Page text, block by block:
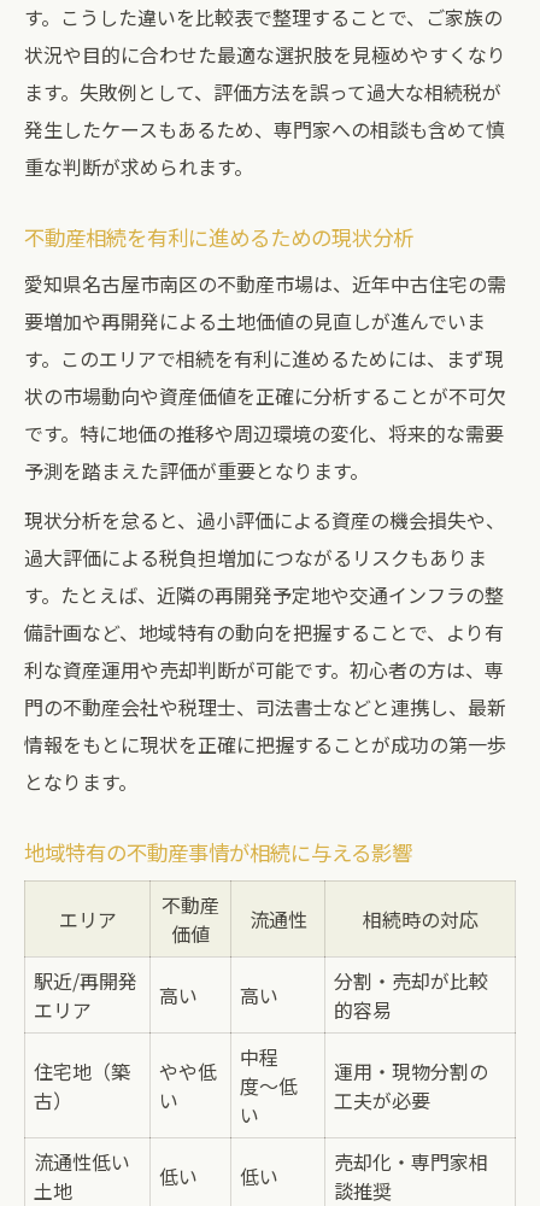
不動産相続時の家族サポート体制を整える
遺産分割時に注意したい不動産評価のコツ
遺産分割で役立つ不動産評価の比較表
不動産評価額を適正に算出するポイント
相続時に失敗しない不動産評価の手順
遺産分割で揉めないための評価方法とは
専門家がすすめる不動産評価のコツ
不動産売却を検討する際の資産価値判断法
不動産売却時の資産価値判断ポイント一覧
資産価値を高める不動産売却の進め方
不動産売却前に確認したい市場動向
南区の不動産売却で失敗しないコツ
売却判断に役立つ不動産評価の見極め方
す。こうした違いを比較表で整理することで、ご家族の
状況や目的に合わせた最適な選択肢を見極めやすくなり
ます。失敗例として、評価方法を誤って過大な相続税が
発生したケースもあるため、専門家への相談も含めて慎
重な判断が求められます。
不動産相続を有利に進めるための現状分析
愛知県名古屋市南区の不動産市場は、近年中古住宅の需
要増加や再開発による土地価値の見直しが進んでいま
す。このエリアで相続を有利に進めるためには、まず現
状の市場動向や資産価値を正確に分析することが不可欠
です。特に地価の推移や周辺環境の変化、将来的な需要
予測を踏まえた評価が重要となります。
現状分析を怠ると、過小評価による資産の機会損失や、
過大評価による税負担増加につながるリスクもありま
す。たとえば、近隣の再開発予定地や交通インフラの整
備計画など、地域特有の動向を把握することで、より有
利な資産運用や売却判断が可能です。初心者の方は、専
門の不動産会社や税理士、司法書士などと連携し、最新
情報をもとに現状を正確に把握することが成功の第一歩
となります。
地域特有の不動産事情が相続に与える影響
エリア
不動産
価値
流通性 相続時の対応
駅近/再開発
エリア
高い 高い
分割・売却が比較
的容易
住宅地（築
古）
やや低
い
中程
度〜低
い
運用・現物分割の
工夫が必要
流通性低い
土地
低い 低い
売却化・専門家相
談推奨